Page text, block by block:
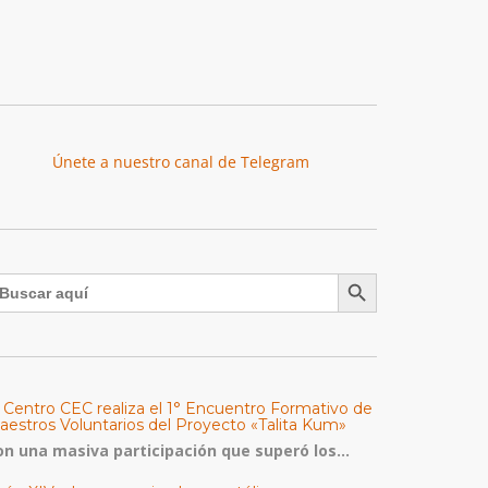
Únete a nuestro canal de Telegram
Botón de búsqueda
Centro CEC realiza el 1° Encuentro Formativo de
Voluntarios del Proyecto «Talita Kum»
una masiva participación que superó los...